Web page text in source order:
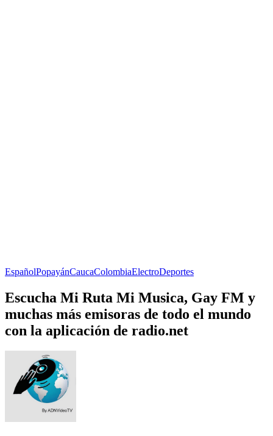
EspañolPopayánCaucaColombiaElectroDeportes
Escucha Mi Ruta Mi Musica, Gay FM y
muchas más emisoras de todo el mundo
con la aplicación de radio.net